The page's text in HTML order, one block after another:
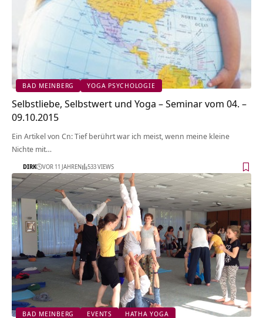
BAD MEINBERG YOGA PSYCHOLOGIE
Selbstliebe, Selbstwert und Yoga – Seminar vom 04. –
09.10.2015
Ein Artikel von Cn: Tief berührt war ich meist, wenn meine kleine
Nichte mit…
DIRK VOR 11 JAHREN 533 VIEWS
BAD MEINBERG EVENTS HATHA YOGA